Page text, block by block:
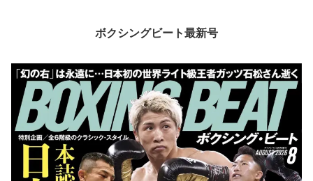
ボクシングビート最新号